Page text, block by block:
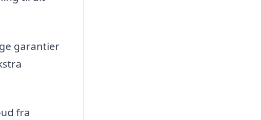
garantier
fra